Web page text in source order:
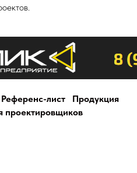
Референс-лист
Продукция
проектировщиков